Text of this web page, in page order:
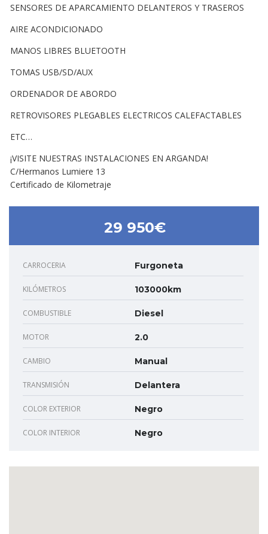
SENSORES DE APARCAMIENTO DELANTEROS Y TRASEROS
AIRE ACONDICIONADO
MANOS LIBRES BLUETOOTH
TOMAS USB/SD/AUX
ORDENADOR DE ABORDO
RETROVISORES PLEGABLES ELECTRICOS CALEFACTABLES
ETC…
¡VISITE NUESTRAS INSTALACIONES EN ARGANDA!
C/Hermanos Lumiere 13
Certificado de Kilometraje
29 950€
CARROCERIA Furgoneta
KILÓMETROS 103000km
COMBUSTIBLE Diesel
MOTOR 2.0
CAMBIO Manual
TRANSMISIÓN Delantera
COLOR EXTERIOR Negro
COLOR INTERIOR Negro